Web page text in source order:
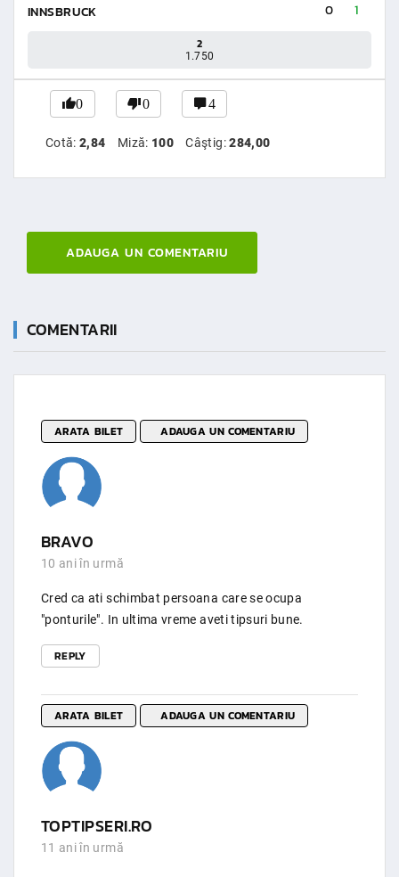
INNSBRUCK
0
1
2
1.750
0 0 4
Cotă:2,84 Miză: 100 Câştig:284,00
ADAUGA UN COMENTARIU
COMENTARII
ARATA BILET ADAUGA UN COMENTARIU
BRAVO
10 ani în urmă
Cred ca ati schimbat persoana care se ocupa
"ponturile". In ultima vreme aveti tipsuri bune.
REPLY
ARATA BILET ADAUGA UN COMENTARIU
TOPTIPSERI.RO
11 ani în urmă